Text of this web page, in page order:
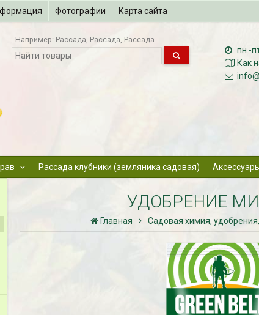
Фотографии Карта сайта
Например: Рассада Рассада Рассада
пн.-
Как
Рассада клубники (земляника садовая)
УДОБРЕНИЕ
Главная Садовая химия,